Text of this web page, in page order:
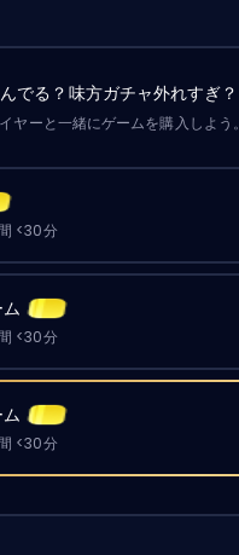
でる？味方ガチャ外れすぎ？
ヤーと一緒にゲームを購入しよう。
<30分
<30分
<30分